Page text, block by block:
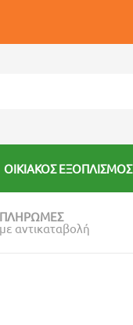
ΟΙΚΙΑΚΟΣ ΕΞΟΠΛΙΣΜΟΣ
ΠΛΗΡΩΜΕΣ
με αντικαταβολή